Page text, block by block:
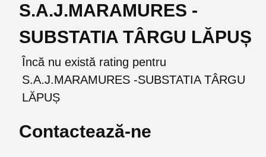
S.A.J.MARAMURES -
SUBSTATIA TÂRGU LĂPUȘ
Încă nu există rating pentru
S.A.J.MARAMURES -SUBSTATIA TÂRGU
LĂPUȘ
Contactează-ne